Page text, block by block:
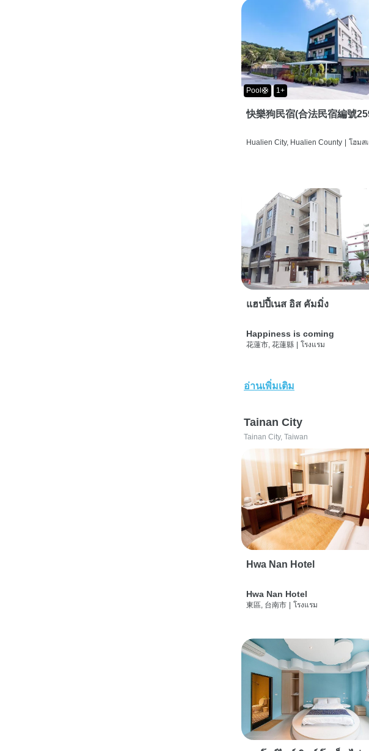
Pool🛟 1+
快樂狗民宿(合法民宿編號
Hualien City, Hualien County | โฮมส
แฮปปี้เนส อิส คัมมิ่ง
Happiness is coming
花蓮市, 花蓮縣 โรงแรม
อ่านเพิ่มเติม
Tainan City
Tainan City, Taiwan
Hwa Nan Hotel
Hwa Nan Hotel
東區, 台南市 โรงแรม